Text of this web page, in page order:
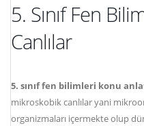
5. Sınıf Fen
Canlılar
5. sınıf fen bilimleri konu
mikroskobik canlılar yani
organizmaları içermekte olup